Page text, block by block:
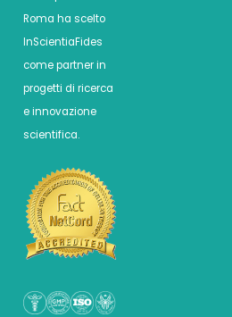
Roma ha scelto
InScientiaFides
come partner in
progetti di ricerca
e innovazione
scientifica.